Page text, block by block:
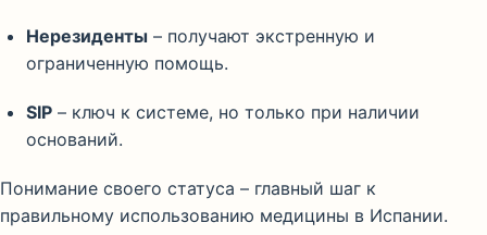
Нерезиденты – получают экстренную и
ограниченную помощь.
SIP – ключ к системе, но только при наличии
оснований.
Понимание своего статуса – главный шаг к
правильному использованию медицины в Испании.